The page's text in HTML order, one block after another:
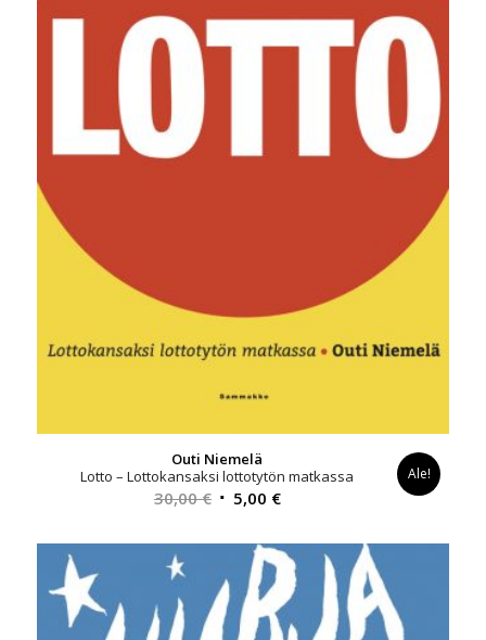
Outi Niemelä
Lotto – Lottokansaksi lottotytön matkassa
30,00€ Alkuperäinen
oli:
30,00 €.
5,00 €Nykyinen
on:
5,00 €.
Ale!